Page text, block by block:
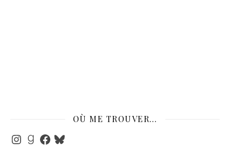
OÙ ME TROUVER…
Instagram
Goodreads
Facebook
Bluesky